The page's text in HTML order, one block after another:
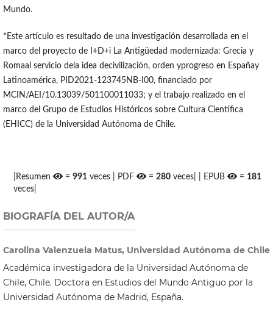
Mundo.
*Este artículo es resultado de una investigación desarrollada en el
marco del proyecto de I+D+i La Antigüedad modernizada: Grecia y
Romaal servicio dela idea decivilización, orden yprogreso en Españay
Latinoamérica, PID2021-123745NB-I00, financiado por
MCIN/AEI/10.13039/501100011033; y el trabajo realizado en el
marco del Grupo de Estudios Históricos sobre Cultura Científica
(EHICC) de la Universidad Autónoma de Chile.
|Resumen =991 veces | PDF =280 veces| | EPUB = 181
veces|
BIOGRAFÍA DEL AUTOR/A
Carolina Valenzuela Matus, Universidad Autónoma de Chile
Académica investigadora de la Universidad Autónoma de
Chile, Chile. Doctora en Estudios del Mundo Antiguo por la
Universidad Autónoma de Madrid, España.